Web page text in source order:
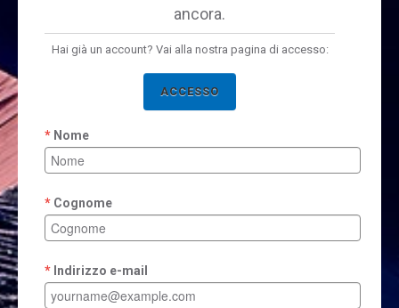
ancora.
Hai già un account? Vai alla nostra pagina di accesso:
ACCESSO
Nome
Cognome
Indirizzo e-mail